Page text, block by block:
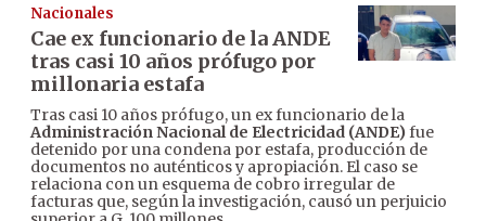
Nacionales
Cae ex funcionario de la ANDE
tras casi 10 años prófugo por
millonaria estafa
Tras casi 10 años prófugo, un ex funcionario de la
Administración Nacional de Electricidad (ANDE)fue
detenido por una condena por estafa, producción de
documentos no auténticos y apropiación. El caso se
relaciona con un esquema de cobro irregular de
facturas que, según la investigación, causó un perjuicio